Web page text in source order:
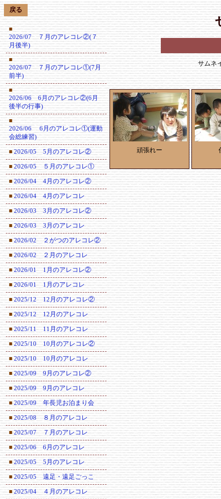
戻る
■
2026/07 ７月のアレコレ②(７
月後半)
■
2026/07 ７月のアレコレ①(7月
前半)
■
2026/06 6月のアレコレ②(6月
後半の行事)
■
2026/06 6月のアレコレ①(運動
会総練習)
■ 2026/05 5月のアレコレ②
■ 2026/05 ５月のアレコレ①
■ 2026/04 4月のアレコレ②
■ 2026/04 4月のアレコレ
■ 2026/03 3月のアレコレ②
■ 2026/03 3月のアレコレ
■ 2026/02 ２がつのアレコレ②
■ 2026/02 ２月のアレコレ
■ 2026/01 1月のアレコレ②
■ 2026/01 1月のアレコレ
■ 2025/12 12月のアレコレ②
■ 2025/12 12月のアレコレ
■ 2025/11 11月のアレコレ
■ 2025/10 10月のアレコレ②
■ 2025/10 10月のアレコレ
■ 2025/09 9月のアレコレ②
■ 2025/09 9月のアレコレ
■ 2025/09 年長児お泊まり会
■ 2025/08 ８月のアレコレ
■ 2025/07 ７月のアレコレ
■ 2025/06 6月のアレコレ
■ 2025/05 5月のアレコレ
■ 2025/05 遠足・遠足ごっこ
■ 2025/04 ４月のアレコレ
サムネ
頑張れー